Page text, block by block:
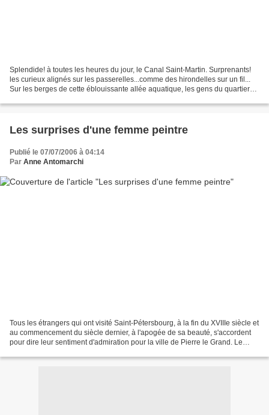
Splendide! à toutes les heures du jour, le Canal Saint-Martin. Surprenants!
les curieux alignés sur les passerelles...comme des hirondelles sur un fil...
Sur les berges de cette éblouissante allée aquatique, les gens du quartier
Les surprises d'une femme peintre
Publié le 07/07/2006 à 04:14
Par Anne Antomarchi
Tous les étrangers qui ont visité Saint-Pétersbourg, à la fin du XVIIIe siècle et
au commencement du siècle dernier, à l'apogée de sa beauté, s'accordent
pour dire leur sentiment d'admiration pour la ville de Pierre le Grand. Le